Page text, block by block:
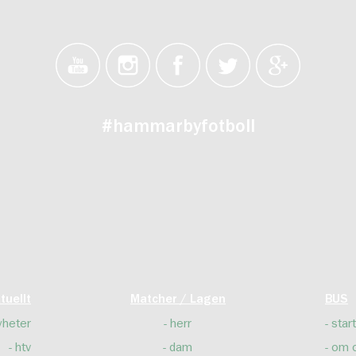
#hammarbyfotboll
htv
Matcher / Lagen
herr
dam
BUS
start
om